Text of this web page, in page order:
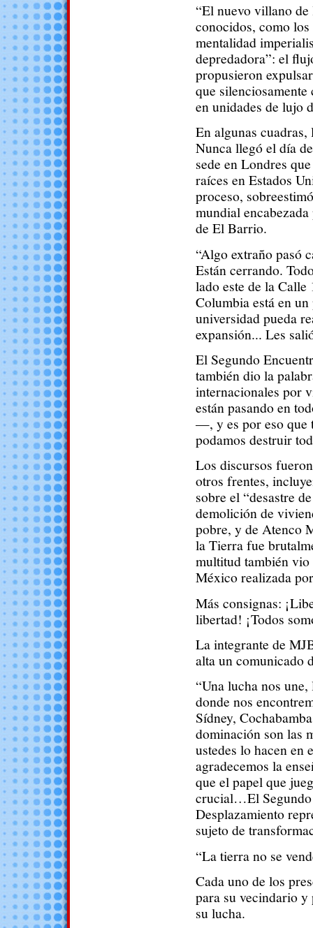
“El nuevo villano
conocidos, como
mentalidad
depredadora”: el
propusieron
que
en unidades de lujo
En algunas
Nunca llegó el día
sede en Londres
raíces en Estados
proceso,
mundial
de El Barrio.
“Algo extraño pasó
Están cerrando.
lado este de la
Columbia está en
universidad pueda
expansión... Les
El Segundo
también dio la
internacionales por
están pasando en
—, y es por eso que
podamos destruir
Los discursos
otros frentes,
sobre el “desastre
demolición de
pobre, y de Atenco
la Tierra fue
multitud también
México realizada
Más consignas:
libertad! ¡Todos
La integrante de
alta un comunicado
“Una lucha nos
donde nos
Sídney,
dominación son las
ustedes lo hacen en
agradecemos la
que el papel que
crucial…El
Desplazamiento
sujeto de
“La tierra no se
Cada uno de los
para su vecindario
su lucha.